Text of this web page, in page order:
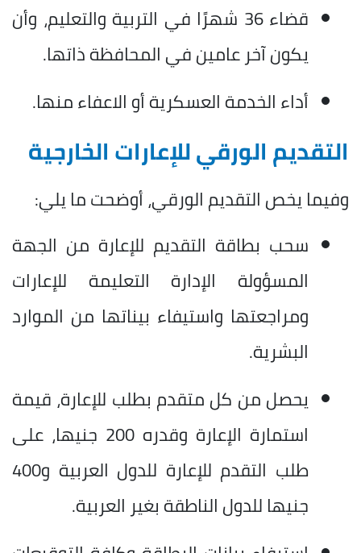
قضاء 36 شهرًا في التربية والتعليم، وأن
يكون آخر عامين في المحافظة ذاتها.
أداء الخدمة العسكرية أو الاعفاء منها.
التقديم الورقي للإعارات الخارجية
وفيما يخص التقديم الورقي، أوضحت ما يلي:
سحب بطاقة التقديم للإعارة من الجهة
المسؤولة الإدارة التعليمة للإعارات
ومراجعتها واستيفاء بيناتها من الموارد
البشرية.
يحصل من كل متقدم بطلب للإعارة، قيمة
استمارة الإعارة وقدره 200 جنيها، على
طلب التقدم للإعارة للدول العربية و400
جنيها للدول الناطقة بغير العربية.